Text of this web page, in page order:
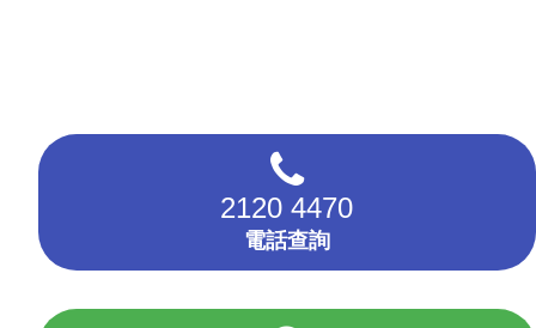
2120 4470
電話查詢